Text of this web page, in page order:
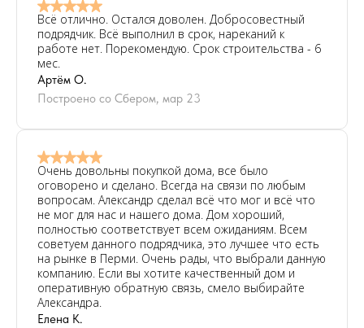
Всё отлично. Остался доволен. Добросовестный
подрядчик. Всё выполнил в срок, нареканий к
работе нет. Порекомендую. Срок строительства - 6
мес.
Артём О.
Построено со Сбером, мар 23
Очень довольны покупкой дома, все было
оговорено и сделано. Всегда на связи по любым
вопросам. Александр сделал всё что мог и всё что
не мог для нас и нашего дома. Дом хороший,
полностью соответствует всем ожиданиям. Всем
советуем данного подрядчика, это лучшее что есть
на рынке в Перми. Очень рады, что выбрали данную
компанию. Если вы хотите качественный дом и
оперативную обратную связь, смело выбирайте
Александра.
Елена К.